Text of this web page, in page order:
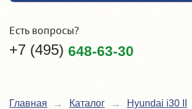
Есть вопросы?
+7 (495) 648-63-30
Главная Каталог
Hyundai i30 II